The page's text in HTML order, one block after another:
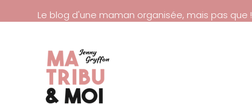
Le blog d'une maman organisée, mais pas que !